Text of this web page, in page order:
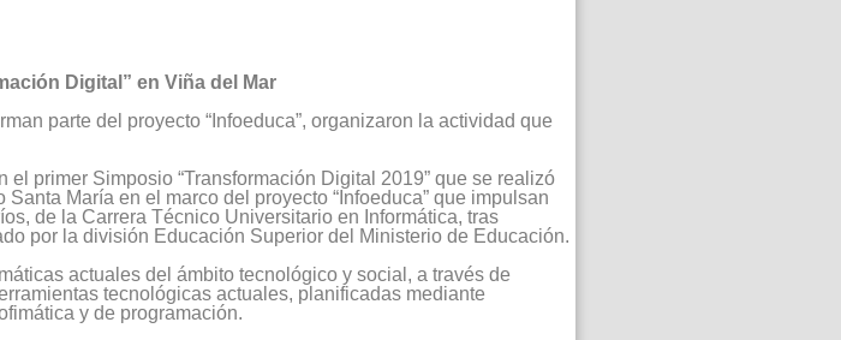
Digital” en Viña del Mar
parte del proyecto “Infoeduca”, organizaron la actividad que
primer Simposio “Transformación Digital 2019” que se realizó
María en el marco del proyecto “Infoeduca” que impulsan
de la Carrera Técnico Universitario en Informática, tras
por la división Educación Superior del Ministerio de Educación.
actuales del ámbito tecnológico y social, a través de
tecnológicas actuales, planificadas mediante
y de programación.